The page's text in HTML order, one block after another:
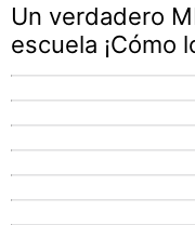
Un verdadero
escuela ¡Cómo